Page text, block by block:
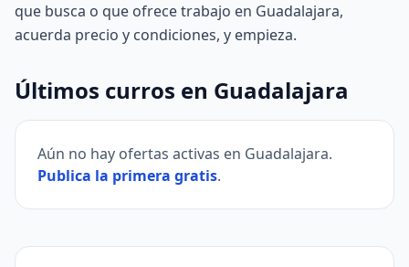
que busca o que ofrece trabajo en Guadalajara,
acuerda precio y condiciones, y empieza.
Últimos curros en Guadalajara
Aún no hay ofertas activas en Guadalajara.
Publica la primera gratis.